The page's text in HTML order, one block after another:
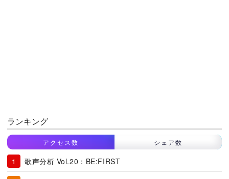
ランキング
アクセス数 シェア数
歌声分析 Vol.20：BE:FIRST